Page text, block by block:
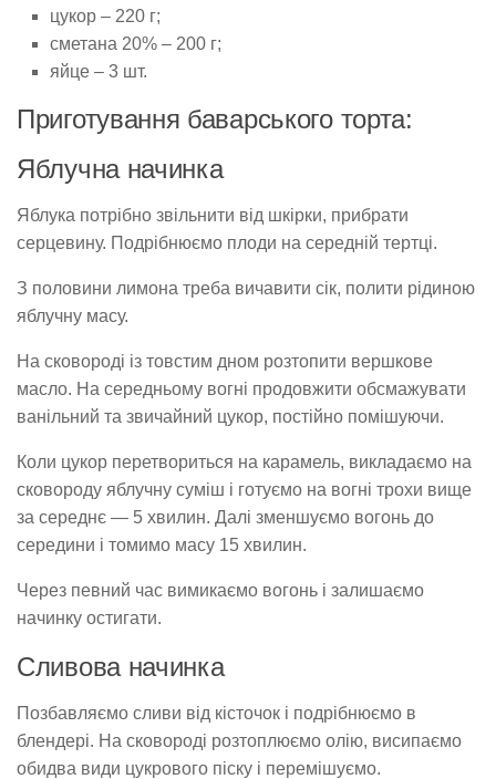
цукор – 220 г;
сметана 20% – 200 г;
яйце – 3 шт.
Приготування баварського торта:
Яблучна начинка
Яблука потрібно звільнити від шкірки, прибрати
серцевину. Подрібнюємо плоди на середній тертці.
З половини лимона треба вичавити сік, полити рідиною
яблучну масу.
На сковороді із товстим дном розтопити вершкове
масло. На середньому вогні продовжити обсмажувати
ванільний та звичайний цукор, постійно помішуючи.
Коли цукор перетвориться на карамель, викладаємо на
сковороду яблучну суміш і готуємо на вогні трохи вище
за середнє — 5 хвилин. Далі зменшуємо вогонь до
середини і томимо масу 15 хвилин.
Через певний час вимикаємо вогонь і залишаємо
начинку остигати.
Cливова начинка
Позбавляємо сливи від кісточок і подрібнюємо в
блендері. На сковороді розтоплюємо олію, висипаємо
обидва види цукрового піску і перемішуємо.